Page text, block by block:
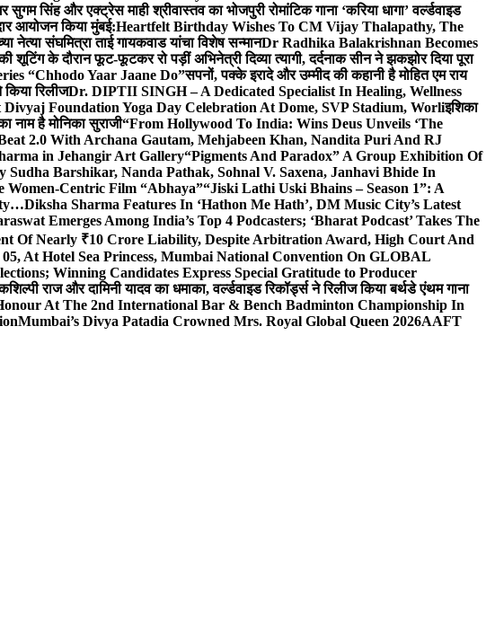
सुगम सिंह और एक्ट्रेस माही श्रीवास्तव का भोजपुरी रोमांटिक गाना ‘करिया धागा’ वर्ल्डवाइड
आयोजन किया मुंबई:Heartfelt Birthday Wishes To CM Vijay Thalapathy, The
नेत्या संघमित्रा ताई गायकवाड यांचा विशेष सन्मानDr Radhika Balakrishnan Becomes
शूटिंग के दौरान फूट-फूटकर रो पड़ीं अभिनेत्री दिव्या त्यागी, दर्दनाक सीन ने झकझोर दिया पूरा
“Chhodo Yaar Jaane Do”सपनों, पक्के इरादे और उम्मीद की कहानी है मोहित एम राय
किया रिलीजDr. DIPTII SINGH – A Dedicated Specialist In Healing, Wellness
Foundation Yoga Day Celebration At Dome, SVP Stadium, Worliइशिका
नाम है मोनिका सुराजी“From Hollywood To India: Wins Deus Unveils ‘The
2.0 With Archana Gautam, Mehjabeen Khan, Nandita Puri And RJ
in Jehangir Art Gallery“Pigments And Paradox” A Group Exhibition Of
Barshikar, Nanda Pathak, Sohnal V. Saxena, Janhavi Bhide In
Centric Film “Abhaya”“Jiski Lathi Uski Bhains – Season 1”: A
Diksha Sharma Features In ‘Hathon Me Hath’, DM Music City’s Latest
Emerges Among India’s Top 4 Podcasters; ‘Bharat Podcast’ Takes The
Of Nearly ₹10 Crore Liability, Despite Arbitration Award, High Court And
At Hotel Sea Princess, Mumbai National Convention On GLOBAL
Winning Candidates Express Special Gratitude to Producer
शिल्पी राज और दामिनी यादव का धमाका, वर्ल्डवाइड रिकॉर्ड्स ने रिलीज किया बर्थडे एंथम गाना
At The 2nd International Bar & Bench Badminton Championship In
Mumbai’s Divya Patadia Crowned Mrs. Royal Global Queen 2026AAFT